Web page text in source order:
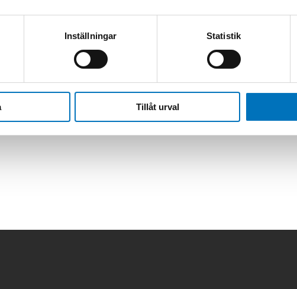
Inställningar Statistik
Tillåt urval
couplers achieve better than 10-dB isolation
(CW) power levels to 100 W and peak
loss for all models.
includes:
Couplers